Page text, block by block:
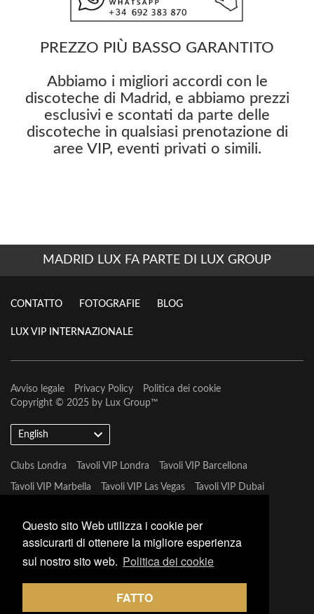
Questo sito Web utilizza i cookie per
assicurarti di ottenere la migliore esperienza
sul nostro sito web. Politica dei cookie
FATTO
PREZZO PIÙ BASSO GARANTITO
Abbiamo i migliori accordi con le
discoteche di Madrid, e abbiamo prezzi
esclusivi e scontati da parte delle
discoteche in qualsiasi prenotazione di
aree VIP, eventi privati o simili.
MADRID LUX FA PARTE DI LUX GROUP
CONTATTO FOTOGRAFIE BLOG
LUX VIP INTERNAZIONALE
Avviso legale Privacy Policy
Politica dei cookie
Copyright © 2025 by Lux Group™
English
Clubs Londra Tavoli VIP Londra Tavoli VIP Barcellona
Tavoli VIP Marbella Tavoli VIP Las Vegas Tavoli VIP Dubai